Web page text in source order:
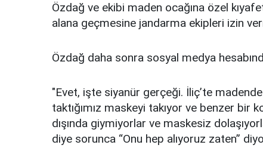
Özdağ ve ekibi maden ocağına özel
alana geçmesine jandarma ekipleri izin
Özdağ daha sonra sosyal medya
"Evet, işte siyanür gerçeği. İliç’te
taktığımız maskeyi takıyor ve benzer bir
dışında giymiyorlar ve maskesiz
diye sorunca “Onu hep alıyoruz zaten”